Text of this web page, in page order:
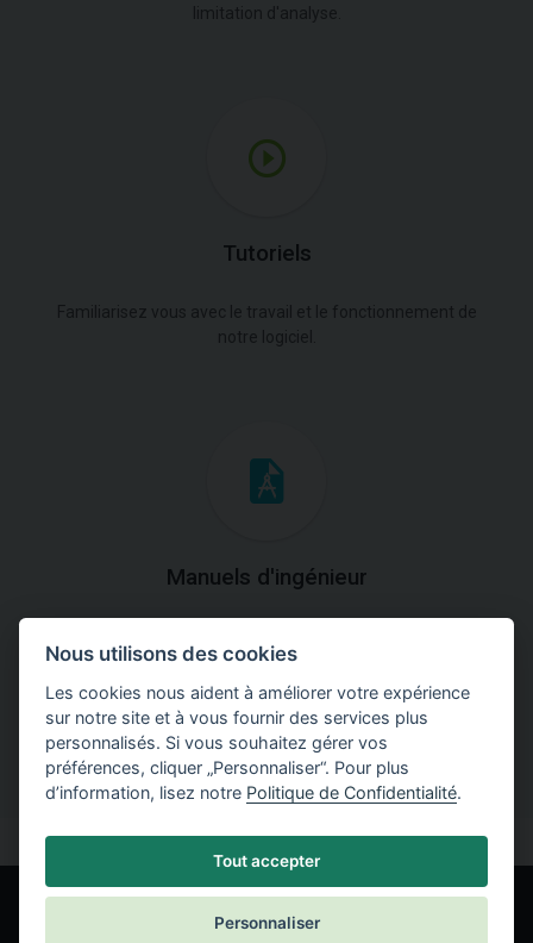
limitation d'analyse.
Tutoriels
Familiarisez vous avec le travail et le fonctionnement de
notre logiciel.
Manuels d'ingénieur
théoriques et pratiques du fonctionnement des
programmes.
Nous utilisons des cookies
Les cookies nous aident à améliorer votre expérience
sur notre site et à vous fournir des services plus
personnalisés. Si vous souhaitez gérer vos
préférences, cliquer „Personnaliser“. Pour plus
d’information, lisez notre Politique de Confidentialité.
Tout accepter
Personnaliser